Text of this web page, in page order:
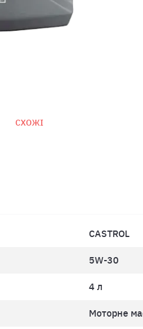
СХОЖІ
CASTROL
5W-30
4 л
Моторне